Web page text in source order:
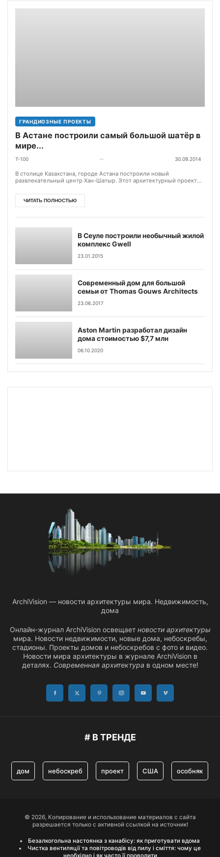
ГРАНДИОЗНЫЕ ПРОЕКТЫ
В Астане построили самый большой шатёр в
мире...
T-100 — 30.09.2014
В столице Казахстана, городе Астана построили новый
развлекательный центр Хан-Шатыр. Этот архитектурный проект
ЧИТАТЬ ПОЛНОСТЬЮ
В Сеуле построили необычный жилой
комплекс Gwell
23.01.2015
Современный дом для большой
семьи от Thomas Gouws Architects
23.06.2017
Aston Martin разработал дизайн
дома стоимостью $7,7 млн
06.10.2020
ArchiVision — новости архитектуры мира. Недвижимость,
дома
Онлайн-журнал ArchiVision освещает новости архитектуры
мира. Новости недвижимости, новые дома, небоскребы,
стадионы. Проекты домов и небоскребов с фото и видео.
Новости мира архитектуры в журнале ArchiVision в
деталях. Современная архитектура в одном месте!
# В ТРЕНДЕ
дом небоскреб проект США особняк
© 2026, Копирование и использование материалов с сайта
разрешается только с активной ссылкой на источник!
Безалкогольна настоянка з канабісу: як приготувати вдома
Чистка вентиляції та повітроводів від пилу і сміття: чому це
необхідно і як часто її проводити